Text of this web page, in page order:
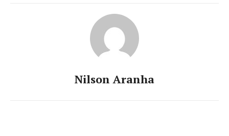
Nilson Aranha